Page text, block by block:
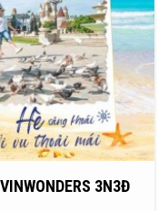
3N3Đ